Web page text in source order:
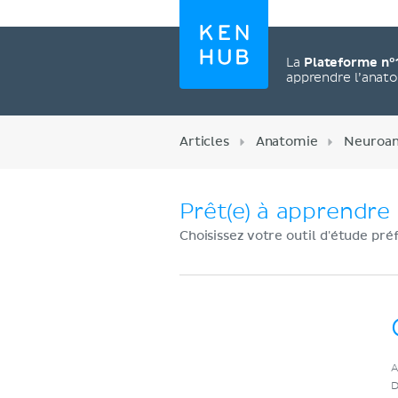
La Plateforme
apprendre
Articles Anatomie
Prêt(e) à apprendre
Choisissez votre outil d'étude